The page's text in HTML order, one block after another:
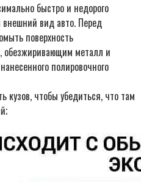
быстро и недорого
вид авто. Перед
поверхность
металл и
полировочного
кузов, чтобы убедиться, что там